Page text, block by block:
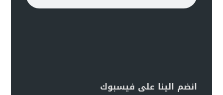
انضم الينا على فيسبوك